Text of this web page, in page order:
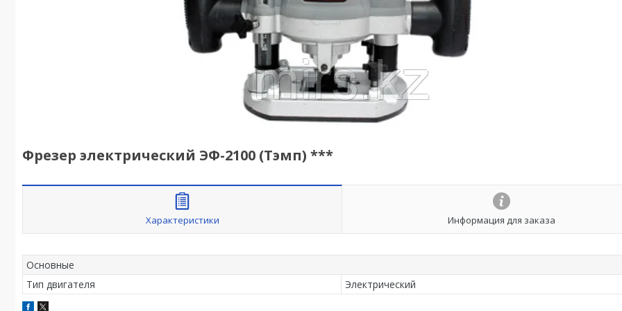
Фрезер электрический ЭФ-2100 (Тэмп) ***
Характеристики Информация для заказа
Основные
Тип двигателя
Электрический